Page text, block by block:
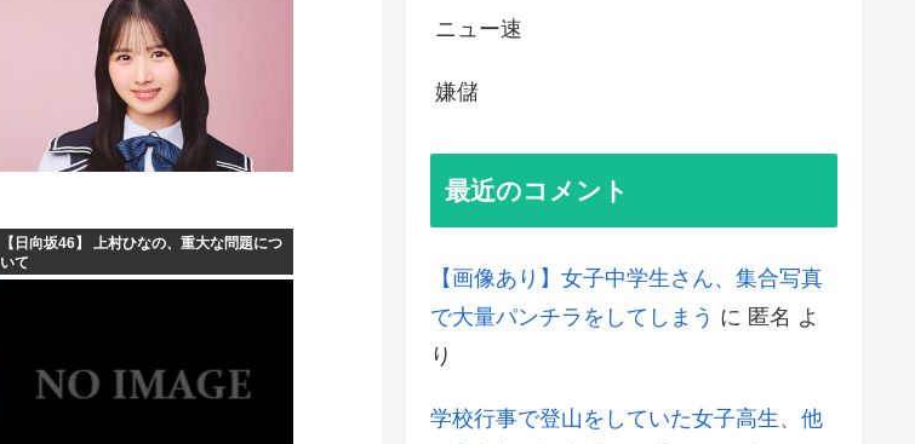
【日向坂46】 上村ひなの、重大な問題につ
いて
ニュー速
嫌儲
最近のコメント
【画像あり】女子中学生さん、集合写真
で大量パンチラをしてしまう に 匿名 よ
り
学校行事で登山をしていた女子高生、他